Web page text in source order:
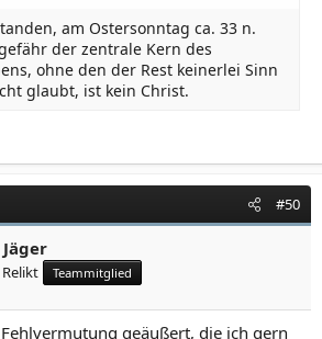
am Ostersonntag ca. 33 n.
der zentrale Kern des
ohne den der Rest keinerlei Sinn
glaubt, ist kein Christ.
#50
Teammitglied
geäußert, die ich gern